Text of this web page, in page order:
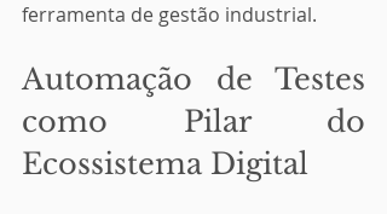
ferramenta de gestão industrial.
Automação de Testes
como Pilar do
Ecossistema Digital